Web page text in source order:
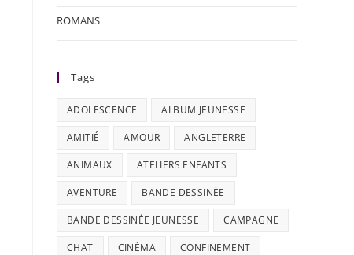
ROMANS
Tags
ADOLESCENCE ALBUM JEUNESSE
AMITIÉ AMOUR ANGLETERRE
ANIMAUX ATELIERS ENFANTS
AVENTURE BANDE DESSINÉE
BANDE DESSINÉE JEUNESSE CAMPAGNE
CHAT CINÉMA CONFINEMENT